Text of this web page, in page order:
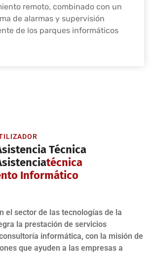
remoto, combinado con un
de alarmas y supervisión
de los parques informáticos
Técnica
Técnica
Informático
el sector de las tecnologías de la
la prestación de servicios
informática, con la misión de
que ayuden a las empresas a